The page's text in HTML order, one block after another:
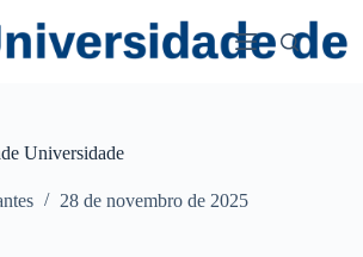
de ferramentas
Universidade
28 de novembro de 2025